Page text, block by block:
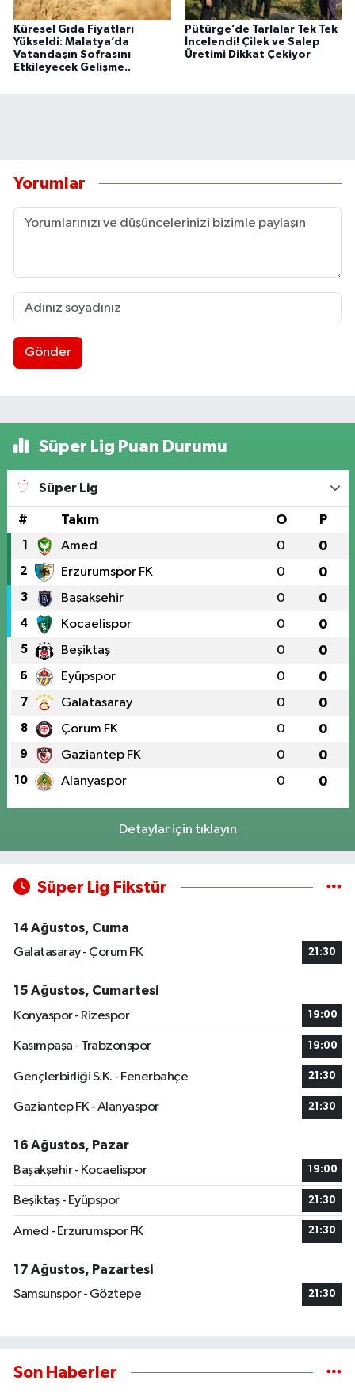
Küresel Gıda Fiyatları
Yükseldi: Malatya’da
Vatandaşın Sofrasını
Etkileyecek Gelişme..
Pütürge’de Tarlalar Tek Tek
İncelendi! Çilek ve Salep
Üretimi Dikkat Çekiyor
Yorumlar
Gönder
Süper Lig Puan Durumu
Süper Lig
# Takım O P
1 Amed 0 0
2 Erzurumspor FK 0 0
3 Başakşehir 0 0
4 Kocaelispor 0 0
5 Beşiktaş 0 0
6 Eyüpspor 0 0
7 Galatasaray 0 0
8 Çorum FK 0 0
9 Gaziantep FK 0 0
10 Alanyaspor 0 0
Detaylar için tıklayın
Süper Lig Fikstür
14 Ağustos, Cuma
Galatasaray - Çorum FK
21:30
15 Ağustos, Cumartesi
Konyaspor - Rizespor
19:00
Kasımpaşa - Trabzonspor 19:00
Gençlerbirliği S.K. - Fenerbahçe 21:30
Gaziantep FK - Alanyaspor 21:30
16 Ağustos, Pazar
Başakşehir - Kocaelispor
19:00
Beşiktaş - Eyüpspor 21:30
Amed - Erzurumspor FK 21:30
17 Ağustos, Pazartesi
Samsunspor - Göztepe
21:30
Son Haberler